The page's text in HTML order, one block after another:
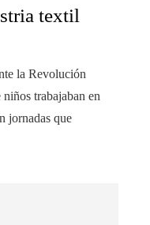
textil
la Revolución
trabajaban en
jornadas que